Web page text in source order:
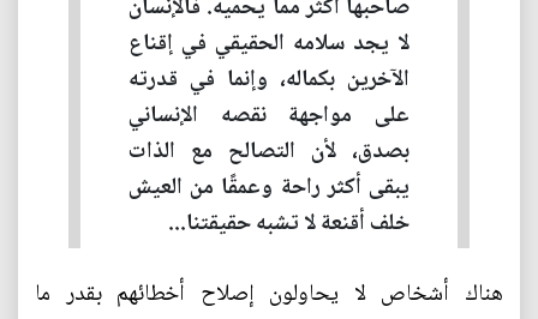
لا يجد سلامه الحقيقي في إقناع
الآخرين بكماله، وإنما في قدرته
على مواجهة نقصه الإنساني
بصدق، لأن التصالح مع الذات
يبقى أكثر راحة وعمقًا من العيش
خلف أقنعة لا تشبه حقيقتنا...
هناك أشخاص لا يحاولون إصلاح أخطائهم بقدر ما